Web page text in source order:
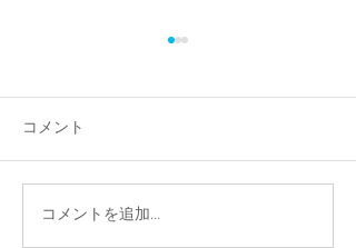
カルテは手書きの理由
コメント
コメントを追加…